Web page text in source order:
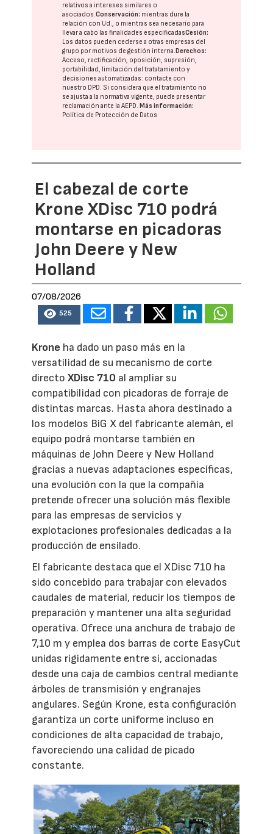
relativos a intereses similares o
asociados.Conservación: mientras dure la
relación con Ud., o mientras sea necesario para
llevar a cabo las finalidades especificadasCesión:
Los datos pueden cederse a otras empresas del
grupo por motivos de gestión interna. Derechos:
Acceso, rectificación, oposición, supresión,
portabilidad, limitación del tratatamiento y
decisiones automatizadas: contacte con
nuestro DPD. Si considera que el tratamiento no
se ajusta a la normativa vigente, puede presentar
reclamación ante laAEPD. Más información:
Política de Protección de Datos
El cabezal de corte
Krone XDisc 710 podrá
montarse en picadoras
John Deere y New
Holland
07/08/2026
525
Krone ha dado un paso más en la
versatilidad de su mecanismo de corte
directoXDisc 710 al ampliar su
compatibilidad con picadoras de forraje de
distintas marcas. Hasta ahora destinado a
los modelos BiG X del fabricante alemán, el
equipo podrá montarse también en
máquinas de John Deere y New Holland
gracias a nuevas adaptaciones específicas,
una evolución con la que la compañía
pretende ofrecer una solución más flexible
para las empresas de servicios y
explotaciones profesionales dedicadas a la
producción de ensilado.
El fabricante destaca que el XDisc 710 ha
sido concebido para trabajar con elevados
caudales de material, reducir los tiempos de
preparación y mantener una alta seguridad
operativa. Ofrece una anchura de trabajo de
7,10 m y emplea dos barras de corte EasyCut
unidas rígidamente entre sí, accionadas
desde una caja de cambios central mediante
árboles de transmisión y engranajes
angulares. Según Krone, esta configuración
garantiza un corte uniforme incluso en
condiciones de alta capacidad de trabajo,
favoreciendo una calidad de picado
constante.